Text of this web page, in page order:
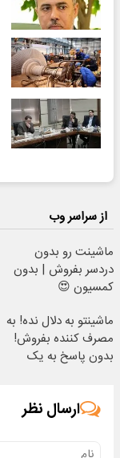
از سراسر وب
ماشینت رو بدون
دردسر بفروش | بدون
کمسیون 😍
ماشینتو به دلال نده! به
مصرف کننده بفروش!
بدون پاسخ به یک
ارسال نظر